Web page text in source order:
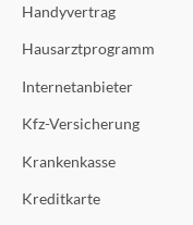
Handyvertrag
Hausarztprogramm
Internetanbieter
Kfz-Versicherung
Krankenkasse
Kreditkarte